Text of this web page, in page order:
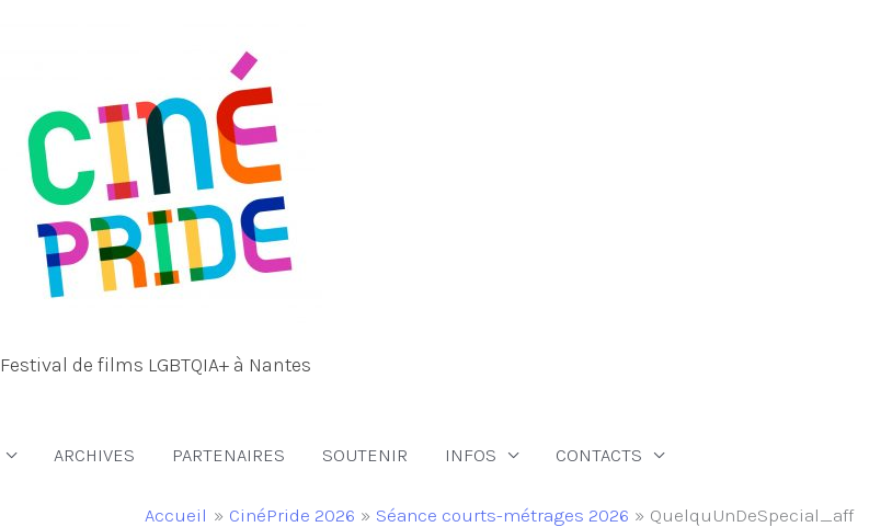
Festival de films LGBTQIA+ à Nantes
ARCHIVES PARTENAIRES SOUTENIR INFOS CONTACTS
Accueil CinéPride 2026 Séance courts-métrages 2026 QuelquUnDeSpecial_aff